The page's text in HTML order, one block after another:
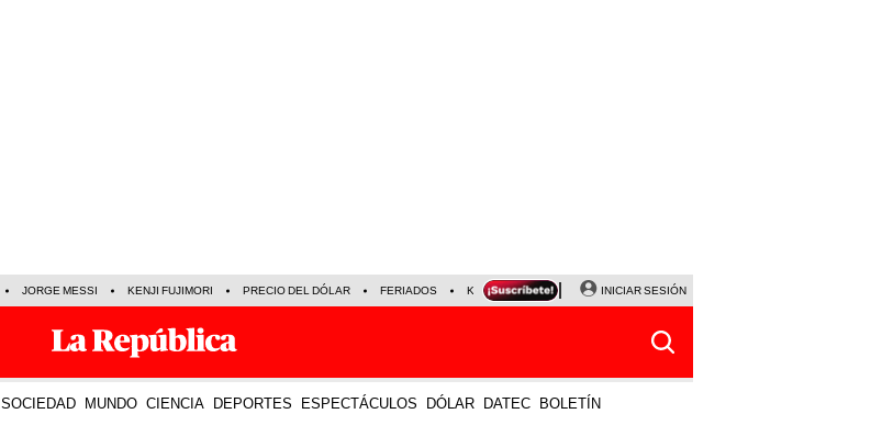
JORGE MESSI KENJI FUJIMORI PRECIO DEL DÓLAR FERIADOS KEIKO FUJIMORI NALDY SALDAÑA
INICIAR SESIÓN
SOCIEDAD MUNDO CIENCIA DEPORTES ESPECTÁCULOS DÓLAR DATEC BOLETÍN